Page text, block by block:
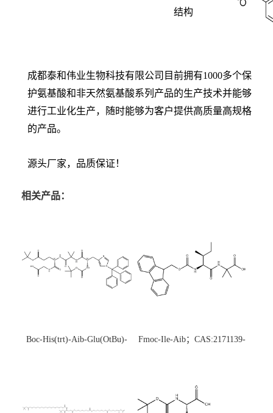
结构
成都泰和伟业生物科技有限公司目前拥有1000多个保
护氨基酸和非天然氨基酸系列产品的生产技术并能够
进行工业化生产，随时能够为客户提供高质量高规格
的产品。
源头厂家，品质保证！
相关产品：
Boc-His(trt)-Aib-Glu(OtBu)-
Fmoc-Ile-Aib；CAS:2171139-